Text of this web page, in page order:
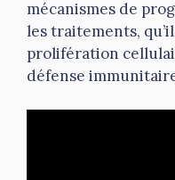
mécanismes de
les traitements,
prolifération
défense